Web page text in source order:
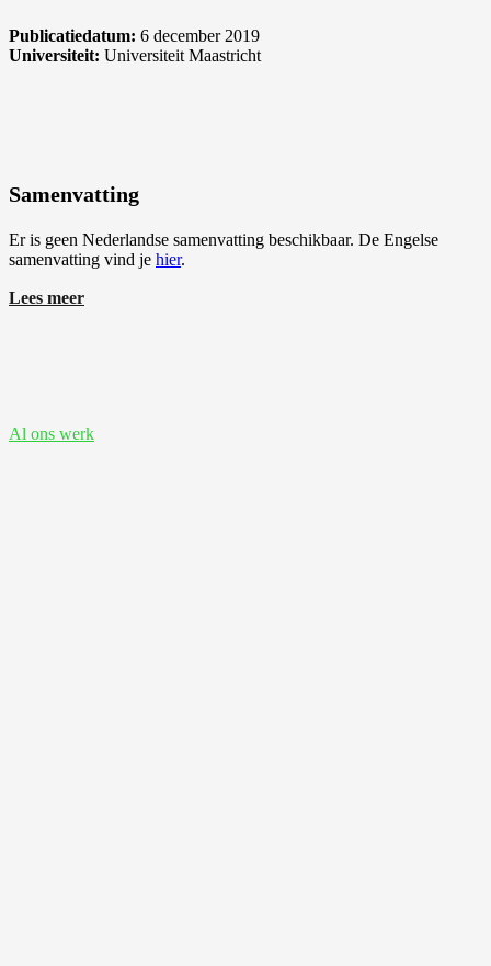
Publicatiedatum: 6 december 2019
Universiteit: Universiteit Maastricht
Samenvatting
Er is geen Nederlandse samenvatting beschikbaar. De Engelse
samenvatting vind je hier.
Lees meer
Al ons werk